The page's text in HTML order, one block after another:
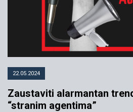
22.05.2024
Zaustaviti alarmantan
“stranim agentima”